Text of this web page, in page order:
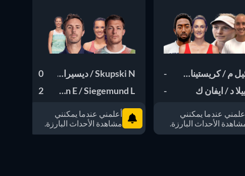
م / كريستينا ب
-
د / ايفان ك
-
عندما يمكنني
الأحداث البارزة.
Skupski N / ديسيراي ك
0
Roger-Vasselin E / Siegemund L
2
أعلمني عندما يمكنني
مشاهدة الأحداث البارزة.